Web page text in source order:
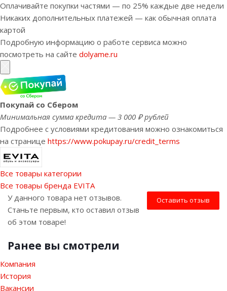
Оплачивайте покупки частями — по 25% каждые две недели
Никаких дополнительных платежей — как обычная оплата
картой
Подробную информацию о работе сервиса можно
посмотреть на сайте dolyame.ru
Покупай со Сбером
Минимальная сумма кредита — 3 000 ₽ рублей
Подробнее с условиями кредитования можно ознакомиться
на странице https://www.pokupay.ru/credit_terms
Все товары категории
Все товары бренда EVITA
Оставить отзыв
У данного товара нет отзывов.
Станьте первым, кто оставил отзыв
об этом товаре!
Ранее вы смотрели
Компания
История
Вакансии